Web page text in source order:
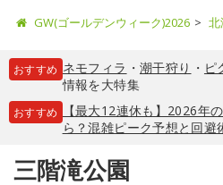
GW(ゴールデンウィーク)2026 北
おすすめ ネモフィラ ・ 潮干狩り ・ ピ
情報を大特集
おすすめ
【最大12連休も】2026年
ら？混雑ピーク予想と回避
三階滝公園